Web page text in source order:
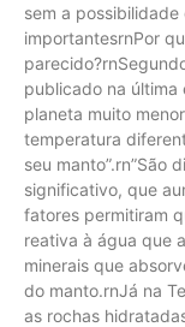
sem a
importantesrnPor
publicado na última
planeta muito
temperatura
seu manto”.rn”São
significativo, que
fatores permitiram
reativa à água que
minerais que
do manto.rnJá na
as rochas